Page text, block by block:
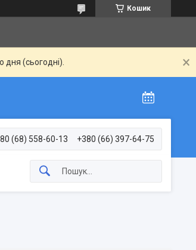
Кошик
(сьогодні).
(68) 558-60-13 +380 (66) 397-64-75